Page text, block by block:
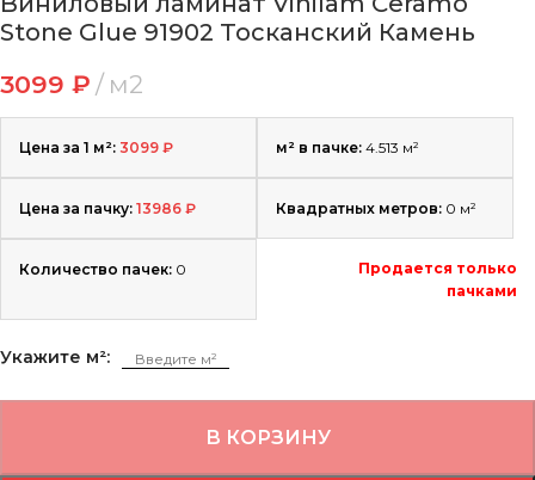
Stone Glue 91902 Тосканский Камень
3099 ₽ м2
Цена за 1 м²: 3099 ₽ м² в пачке: 4.513 м²
Цена за пачку: 13986 ₽ Квадратных метров: 0 м²
Количество пачек: 0
Продается только
пачками
Укажите м²:
В КОРЗИНУ